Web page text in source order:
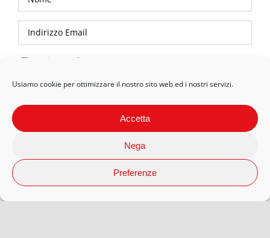
Usiamo cookie per ottimizzare il nostro sito web ed i nostri servizi.
Accetta
Nega
Preferenze
Privacy Policy